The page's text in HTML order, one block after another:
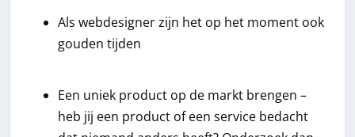
Als webdesigner zijn het op het moment ook
gouden tijden
Een uniek product op de markt brengen –
heb jij een product of een service bedacht